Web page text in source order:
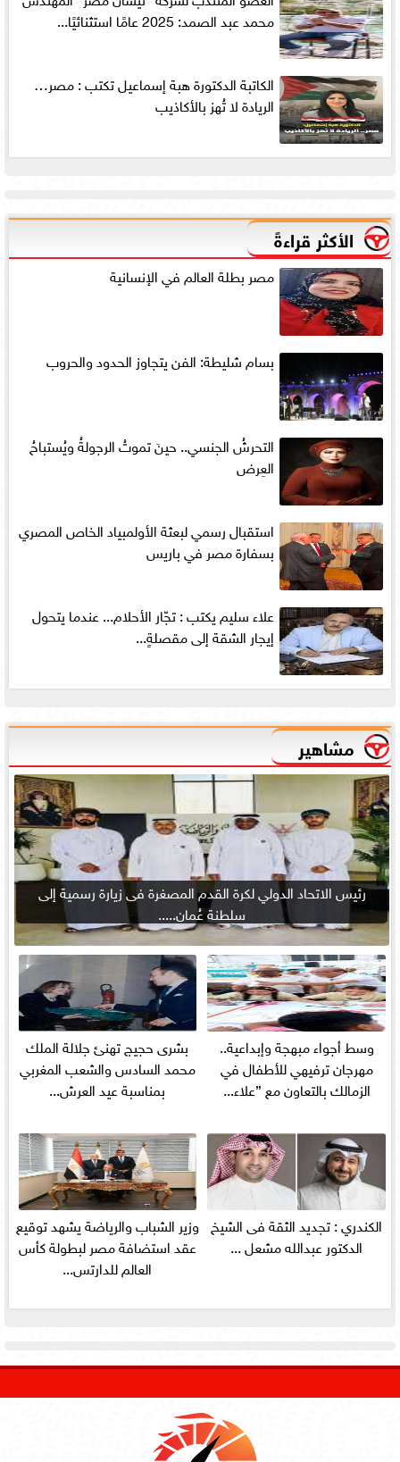
محمد عبد الصمد: 2025 عامًا استثنائيًا...
الكاتبة الدكتورة هبة إسماعيل تكتب : مصر…
الريادة لا تُهز بالأكاذيب
الأكثر قراءةً
مصر بطلة العالم في الإنسانية
بسام شليطة: الفن يتجاوز الحدود والحروب
التحرشُ الجنسي.. حينَ تموتُ الرجولةُ ويُستباحُ
العِرض
استقبال رسمي لبعثة الأولمبياد الخاص المصري
بسفارة مصر في باريس
علاء سليم يكتب : تجّار الأحلام... عندما يتحول
إيجار الشقة إلى مقصلةٍ...
مشاهير
رئيس الاتحاد الدولي لكرة القدم المصغرة فى زيارة رسمية إلى
سلطنة عُمان.....
وسط أجواء مبهجة وإبداعية..
مهرجان ترفيهي للأطفال في
الزمالك بالتعاون مع ”علاء...
بشرى حجيج تهنئ جلالة الملك
محمد السادس والشعب المغربي
بمناسبة عيد العرش...
الكندري : تجديد الثقة فى الشيخ
الدكتور عبدالله مشعل ...
وزير الشباب والرياضة يشهد توقيع
عقد استضافة مصر لبطولة كأس
العالم للدارتس...